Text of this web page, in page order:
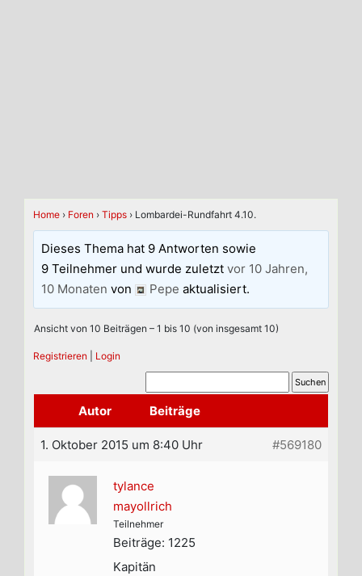
Home › Foren › Tipps › Lombardei-Rundfahrt 4.10.
Dieses Thema hat 9 Antworten sowie
9 Teilnehmer und wurde zuletztvor 10 Jahren,
10 Monaten von Pepe aktualisiert.
Ansicht von 10 Beiträgen – 1 bis 10 (von insgesamt 10)
Registrieren Login
Autor Beiträge
1. Oktober 2015 um 8:40 Uhr #569180
tylance
mayollrich
Teilnehmer
Beiträge: 1225
Kapitän